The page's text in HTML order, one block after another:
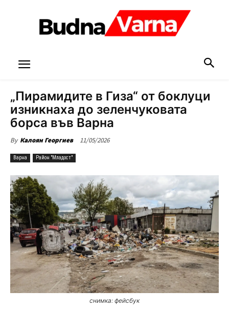
„Пирамидите в Гиза“ от боклуци
изникнаха до зеленчуковата
борса във Варна
By Калоян Георгиев 11/05/2026
Варна Район "Младост"
снимка: фейсбук